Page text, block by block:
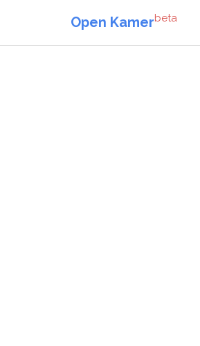
Open Kamerbeta